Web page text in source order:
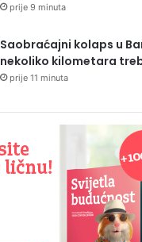
prije 9 minuta
Saobraćajni kolaps u
nekoliko kilometara
prije 11 minuta